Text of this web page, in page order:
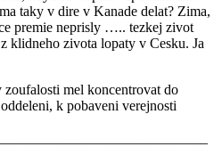
taky v dire v Kanade delat? Zima,
premie neprisly ….. tezkej zivot
klidneho zivota lopaty v Cesku. Ja
mel koncentrovat do
k pobaveni verejnosti